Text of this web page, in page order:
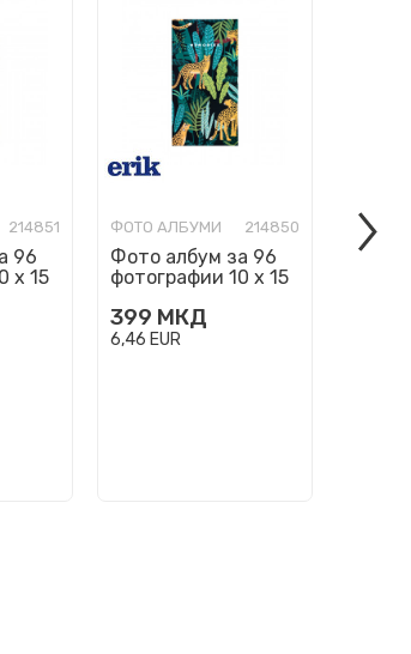
214851
96
x 15
ФОТО АЛБУМИ 214850
Фото албум за 96
фотографии 10 x 15
399 МКД
6,46 EUR
ФОТО
Фото